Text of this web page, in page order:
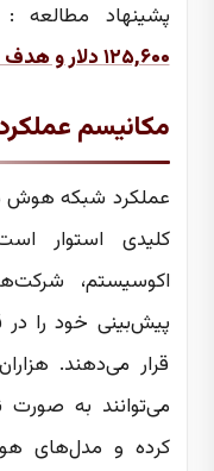
پشینهاد مطالعه :
۱۲۵,۶۰۰ دلار و هدف بعدی ۱۵۰,۰۰۰
مکانیسم
عملکرد شبکه هوش
کلیدی استوار
اکوسیستم،
پیش‌بینی خود را
قرار می‌دهند.
می‌توانند به
کرده و مدل‌های